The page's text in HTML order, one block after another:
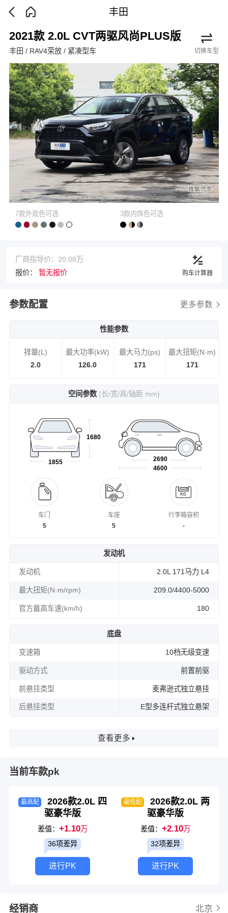
丰田
2021款 2.0L CVT两驱风尚PLUS版
丰田 / RAV4荣放 / 紧凑型车 切换车型
7款外观色可选 3款内饰色可选
厂商指导价：20.08万
报价： 暂无报价 购车计算器
参数配置 更多参数
性能参数
排量(L)
2.0
最大功率(kW)
126.0
最大马力(ps)
171
最大扭矩(N·m)
171
空间参数 (长/宽/高/轴距 mm)
1855
1680
4600
2690
车门
5
车座
5
行李箱容积
-
发动机
发动机 2.0L 171马力 L4
最大扭矩(N·m/rpm) 209.0/4400-5000
官方最高车速(km/h) 180
底盘
变速箱 10档无级变速
驱动方式 前置前驱
前悬挂类型 麦弗逊式独立悬挂
后悬挂类型 E型多连杆式独立悬架
查看更多
当前车款pk
最高配
2026款2.0L 四
驱豪华版
差值：+1.10万
36项差异
进行PK
最低配
2026款2.0L 两
驱豪华版
差值： +2.10万
32项差异
进行PK
经销商 北京